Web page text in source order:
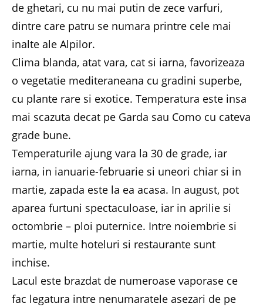
de ghetari, cu nu mai putin de zece varfuri,
dintre care patru se numara printre cele mai
inalte ale Alpilor.
Clima blanda, atat vara, cat si iarna, favorizeaza
o vegetatie mediteraneana cu gradini superbe,
cu plante rare si exotice. Temperatura este insa
mai scazuta decat pe Garda sau Como cu cateva
grade bune.
Temperaturile ajung vara la 30 de grade, iar
iarna, in ianuarie-februarie si uneori chiar si in
martie, zapada este la ea acasa. In august, pot
aparea furtuni spectaculoase, iar in aprilie si
octombrie – ploi puternice. Intre noiembrie si
martie, multe hoteluri si restaurante sunt
inchise.
Lacul este brazdat de numeroase vaporase ce
fac legatura intre nenumaratele asezari de pe